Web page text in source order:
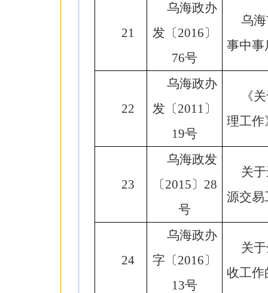
21
乌海政办
发〔2016〕
76号
乌
事中事
22
乌海政办
发〔2011〕
19号
《
理工作
23
乌海政发
〔2015〕28
号
关
源交易
24
乌海政办
字〔2016〕
13号
关
收工作